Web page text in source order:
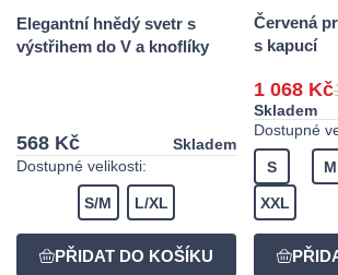
Elegantní hnědý svetr s
výstřihem do V a knoflíky
568 Kč
Skladem
Dostupné velikosti:
S/M L/XL
Červená
s kapucí
1 068 Kč
Skladem
Dostupné
S M
XXL